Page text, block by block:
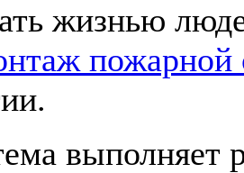
жизнью
пожарной